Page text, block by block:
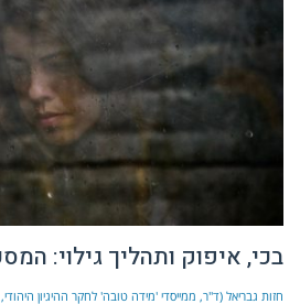
בכי, איפוק ותהליך גילוי:
חזות גבריאל (ד"ר, ממייסדי 'מידה טובה' לחקר ההיגיון